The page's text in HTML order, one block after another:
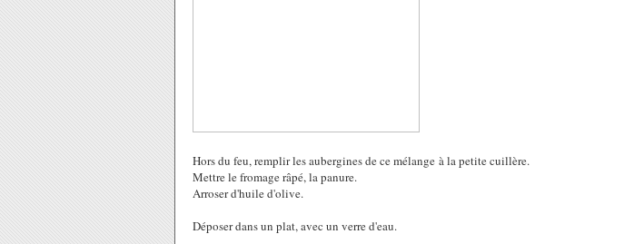
Hors du feu, remplir les aubergines de ce mélange à la petite cuillère.
Mettre le fromage râpé, la panure.
Arroser d'huile d'olive.
Déposer dans un plat, avec un verre d'eau.